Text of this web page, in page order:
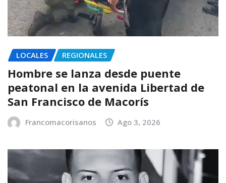
LOCALES REGIONALES
Hombre se lanza desde puente
peatonal en la avenida Libertad de
San Francisco de Macorís
Francomacorisanos Ago 3, 2026